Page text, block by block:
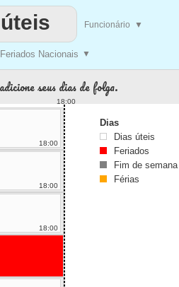
| Feriados Nacionais ▼
Funcionário ▼
seus dias de folga.
18:00
18:00
18:00
18:00
Dias
Dias úteis
Feriados
Fim de semana
Férias